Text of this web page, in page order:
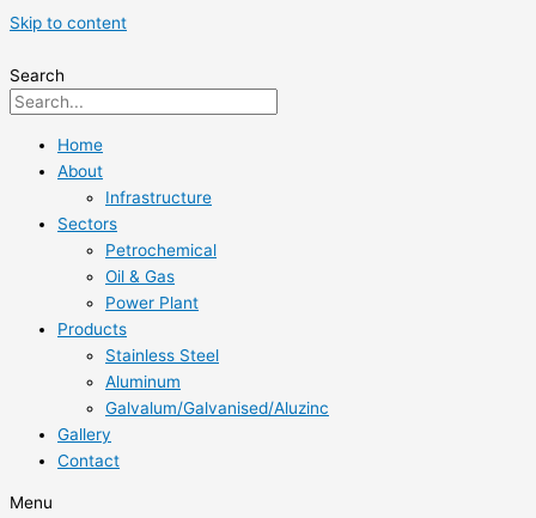
Skip to content
Search
Home
About
Infrastructure
Sectors
Petrochemical
Oil & Gas
Power Plant
Products
Stainless Steel
Aluminum
Galvalum/Galvanised/Aluzinc
Gallery
Contact
Menu